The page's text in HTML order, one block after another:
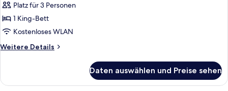
Casal
-
1
King
Platz für 3 Personen
1 King-Bett
Kostenloses WLAN
Weitere Details
Weitere
Casal
Daten auswählen und Preise sehen